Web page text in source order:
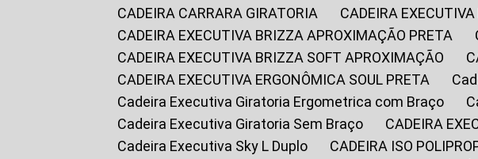
CADEIRA CARRARA GIRATORIA
CADEIRA
CADEIRA EXECUTIVA BRIZZA APROXIMAÇÃO PRETA
CADEIRA EXECUTIVA BRIZZA SOFT APROXIMAÇÃO
CADEIRA EXECUTIVA ERGONÔMICA SOUL PRETA
Cadeira Executiva Giratoria Ergometrica com Braço
Cadeira Executiva Giratoria Sem Braço
CADEIRA
Cadeira Executiva Sky L Duplo
CADEIRA ISO